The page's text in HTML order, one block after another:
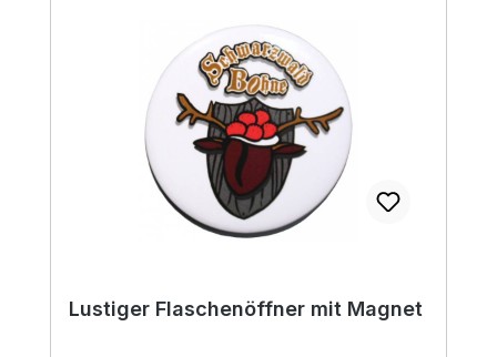
Lustiger Flaschenöffner mit Magnet